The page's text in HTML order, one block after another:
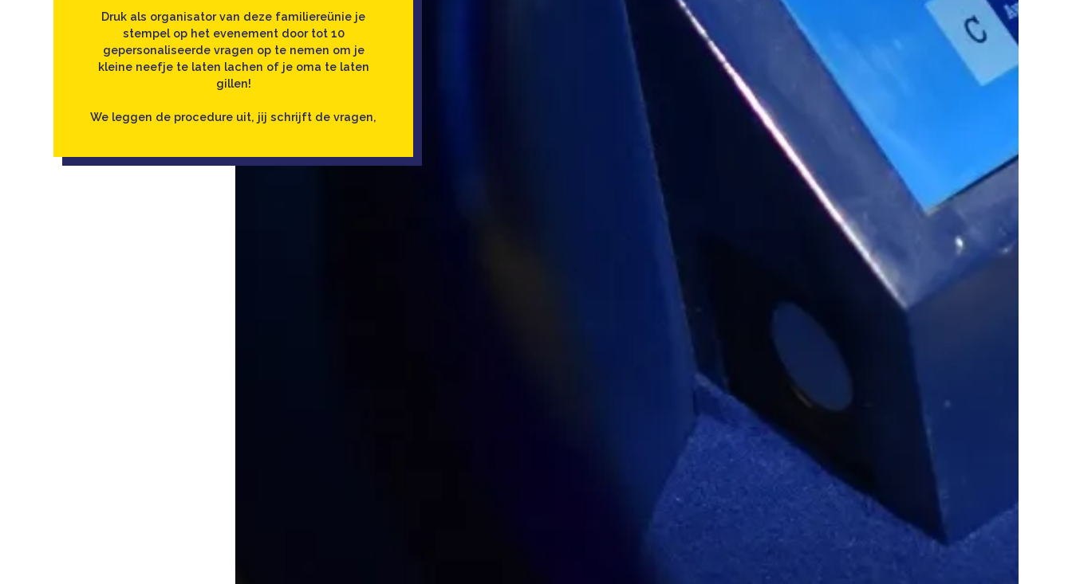
Druk als organisator van deze familiereünie je
stempel op het evenement door tot 10
gepersonaliseerde vragen op te nemen om je
kleine neefje te laten lachen of je oma te laten
gillen!
We leggen de procedure uit, jij schrijft de vragen,